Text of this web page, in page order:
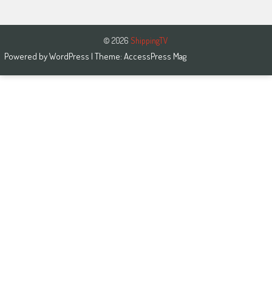
© 2026 ShippingTV
Powered byWordPress | Theme: AccessPress Mag